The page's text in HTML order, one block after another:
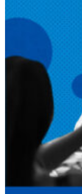
Ecommerce
Fatturazione
Financial Solutions
Trust Services
TeamSystem